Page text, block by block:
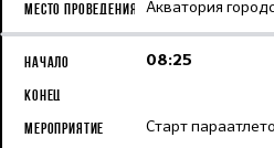
Акватория
08:25
Старт